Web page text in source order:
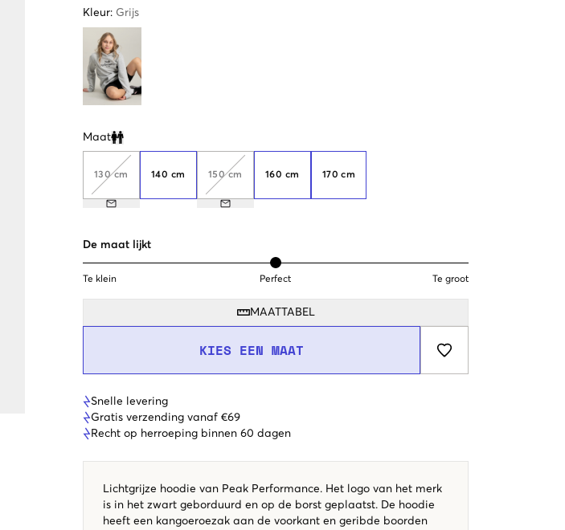
Kleur: Grijs
Maat
Clone modal
130 cm 140 cm 150 cm 160 cm 170 cm
De maat lijkt
Te klein Perfect Te groot
MAATTABEL
KIES EEN MAAT
Snelle levering
Gratis verzending vanaf €69
Recht op herroeping binnen 60 dagen
Lichtgrijze hoodie van Peak Performance. Het logo van het merk
is in het zwart geborduurd en op de borst geplaatst. De hoodie
heeft een kangoeroezak aan de voorkant en geribde boorden